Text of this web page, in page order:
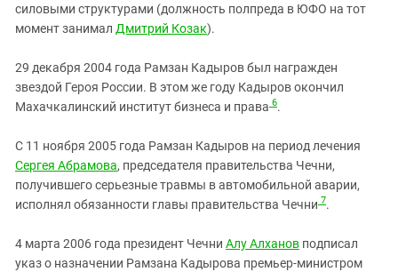
силовыми структурами (должность полпреда в ЮФО на тот
момент занимал Дмитрий Козак).
29 декабря 2004 года Рамзан Кадыров был награжден
звездой Героя России. В этом же году Кадыров окончил
Махачкалинский институт бизнеса и права 6.
С 11 ноября 2005 года Рамзан Кадыров на период лечения
Сергея Абрамова, председателя правительства Чечни,
получившего серьезные травмы в автомобильной аварии,
исполнял обязанности главы правительства Чечни 7.
4 марта 2006 года президент Чечни Алу Алханов подписал
указ о назначении Рамзана Кадырова премьер-министром